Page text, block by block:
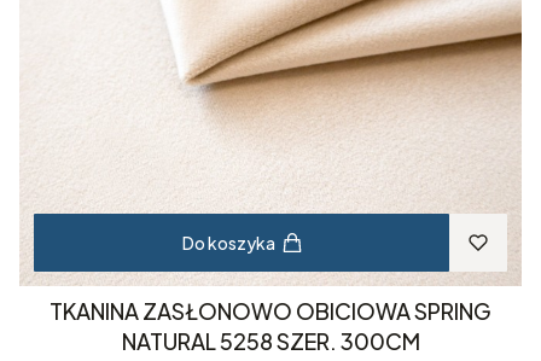
Do koszyka
TKANINA ZASŁONOWO OBICIOWA SPRING
NATURAL 5258 SZER. 300CM